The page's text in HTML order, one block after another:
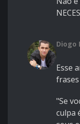
Diogo
Esse
frases
"Se
culpa